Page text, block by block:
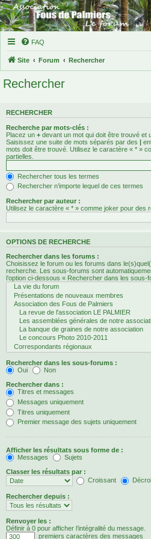
FAQ
Site Forum Rechercher
Rechercher
RECHERCHER
Recherche par mots-clés :
Placez un + devant un mot qui doit être trouvé et
Saisissez une suite de mots séparés par des |
mots doit être trouvé. Utilisez le caractère « * »
partielles.
Rechercher tous les termes
Rechercher n’importe lequel de ces termes
Rechercher par auteur :
Utilisez le caractère « * » comme joker pour des
OPTIONS DE RECHERCHE
Rechercher dans les forums :
Choisissez le forum ou les forums dans
recherche. Les sous-forums sont
l’option ci-dessous « Rechercher dans les sous-
Rechercher dans les sous-forums :
Oui
Non
Rechercher dans :
Titres et messages
Messages uniquement
Titres uniquement
Premier message des sujets uniquement
Afficher les résultats sous forme de :
Messages
Sujets
Classer les résultats par :
Croissant
Rechercher depuis :
Renvoyer les :
Définir à 0 pour afficher l’intégralité du message.
premiers caractères des messages